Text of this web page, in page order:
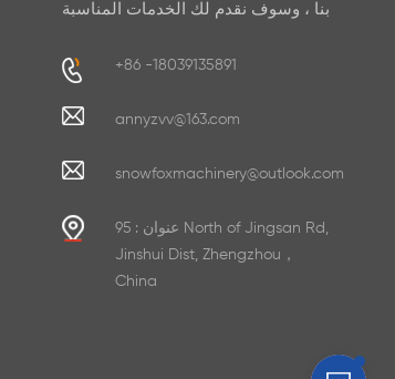
بنا ، وسوف نقدم لك الخدمات المناسبة
+86 -18039135891
annyzvv@163.com
snowfoxmachinery@outlook.com
عنوان : 95 North of Jingsan Rd,
Jinshui Dist, Zhengzhou，
China